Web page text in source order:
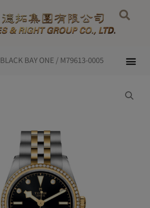
BLACK BAY ONE / M79613-0005